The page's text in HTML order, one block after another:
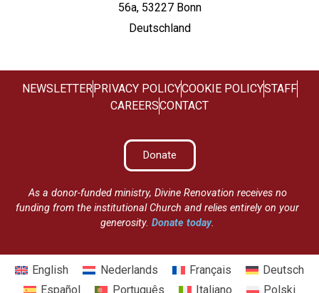
56a, 53227 Bonn
Deutschland
NEWSLETTER PRIVACY POLICYCOOKIE POLICYSTAFF
CAREERSCONTACT
Donate
As a donor-funded ministry, Divine Renovation receives no
funding from the institutional Church and relies entirely on your
generosity.Donate today.
English Nederlands Français
Deutsch
Español
Português Italiano Polski